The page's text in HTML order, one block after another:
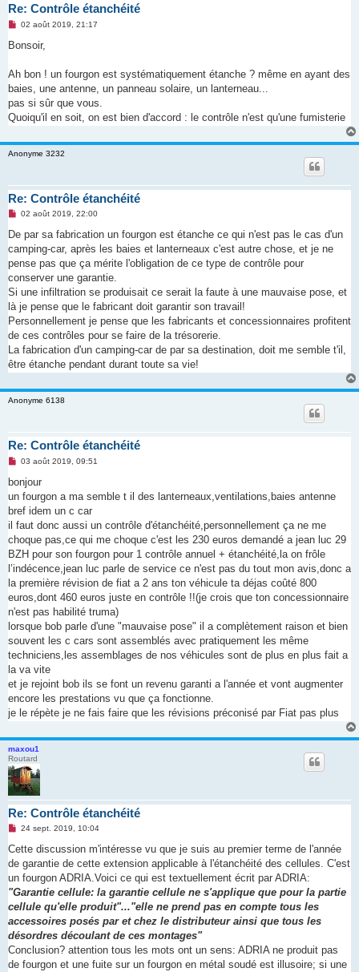
Re: Contrôle étanchéité
M
s
g
n
o
l
02 août 2019, 21:17
Bonsoir,
Ah bon ! un fourgon est systématiquement étanche ? même en ayant des
baies, une antenne, un panneau solaire, un lanterneau...
pas si sûr que vous.
Quoiqu'il en soit, on est bien d'accord : le contrôle n'est qu'une fumisterie
Anonyme 3232
Re: Contrôle étanchéité
M
s
a
g
n
o
u
02 août 2019, 22:00
De par sa fabrication un fourgon est étanche ce qui n'est pas le cas d'un
camping-car, après les baies et lanterneaux c'est autre chose, et je ne
pense pas que ça mérite l'obligation de ce type de contrôle pour
conserver une garantie.
Si une infiltration se produisait ce serait la faute à une mauvaise pose, et
là je pense que le fabricant doit garantir son travail!
Personnellement je pense que les fabricants et concessionnaires profitent
de ces contrôles pour se faire de la trésorerie.
La fabrication d'un camping-car de par sa destination, doit me semble t'il,
être étanche pendant durant toute sa vie!
Anonyme 6138
Re: Contrôle étanchéité
M
s
a
g
n
o
l
u
03 août 2019, 09:51
bonjour
un fourgon a ma semble t il des lanterneaux,ventilations,baies antenne
bref idem un c car
il faut donc aussi un contrôle d'étanchéité,personnellement ça ne me
choque pas,ce qui me choque c'est les 230 euros demandé a jean luc 29
BZH pour son fourgon pour 1 contrôle annuel + étanchéité,la on frôle
l’indécence,jean luc parle de service ce n'est pas du tout mon avis,donc a
la première révision de fiat a 2 ans ton véhicule ta déjas coûté 800
euros,dont 460 euros juste en contrôle !!(je crois que ton concessionnaire
n'est pas habilité truma)
lorsque bob parle d'une "mauvaise pose" il a complètement raison et bien
souvent les c cars sont assemblés avec pratiquement les même
techniciens,les assemblages de nos véhicules sont de plus en plus fait a
la va vite
et je rejoint bob ils se font un revenu garanti a l'année et vont augmenter
encore les prestations vu que ça fonctionne.
je le répète je ne fais faire que les révisions préconisé par Fiat pas plus
maxou1
Routard
Re: Contrôle étanchéité
M
s
a
g
n
o
l
u
24 sept. 2019, 10:04
Cette discussion m'intéresse vu que je suis au premier terme de l'année
de garantie de cette extension applicable à l'étanchéité des cellules. C'est
un fourgon ADRIA.Voici ce qui est textuellement écrit par ADRIA:
"Garantie cellule: la garantie cellule ne s'applique que pour la partie
cellule qu'elle produit"..."elle ne prend pas en compte tous les
accessoires posés par et chez le distributeur ainsi que tous les
désordres découlant de ces montages"
Conclusion? attention tous les mots ont un sens: ADRIA ne produit pas
de fourgon et une fuite sur un fourgon en métal soudé est illusoire; si une